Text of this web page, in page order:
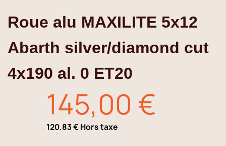
Roue alu MAXILITE 5x12
Abarth silver/diamond cut
4x190 al. 0 ET20
145,00 €
120,83 € Hors taxe